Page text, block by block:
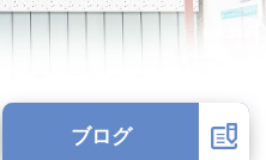
ブログ